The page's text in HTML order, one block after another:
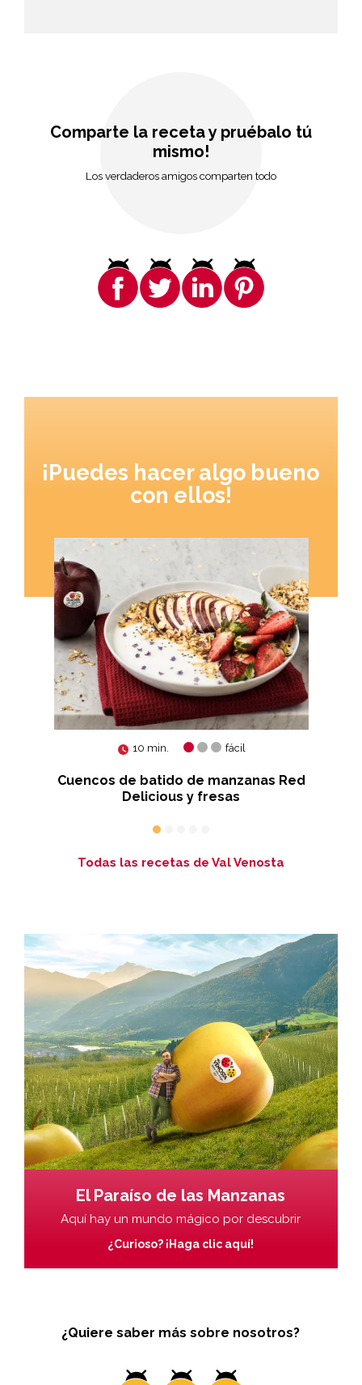
Comparte la receta y pruébalo tú
mismo!
Los verdaderos amigos comparten todo
¡Puedes hacer algo bueno
con ellos!
10 min. fácil
Cuencos de batido de manzanas Red
Delicious y fresas
Todas las recetas de Val Venosta
El Paraíso de las Manzanas
Aquí hay un mundo mágico por descubrir
¿Curioso? ¡Haga clic aquí!
¿Quiere saber más sobre nosotros?